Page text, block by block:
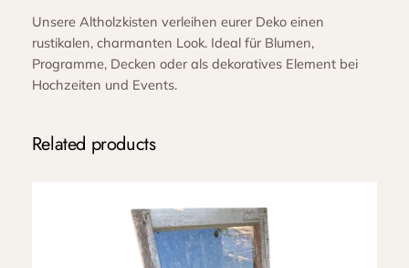
e
M
e
n
Unsere Altholzkisten verleihen eurer Deko einen
rustikalen, charmanten Look. Ideal für Blumen,
Programme, Decken oder als dekoratives Element bei
Hochzeiten und Events.
Related products